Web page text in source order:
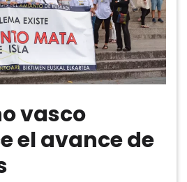
vasco
el avance de